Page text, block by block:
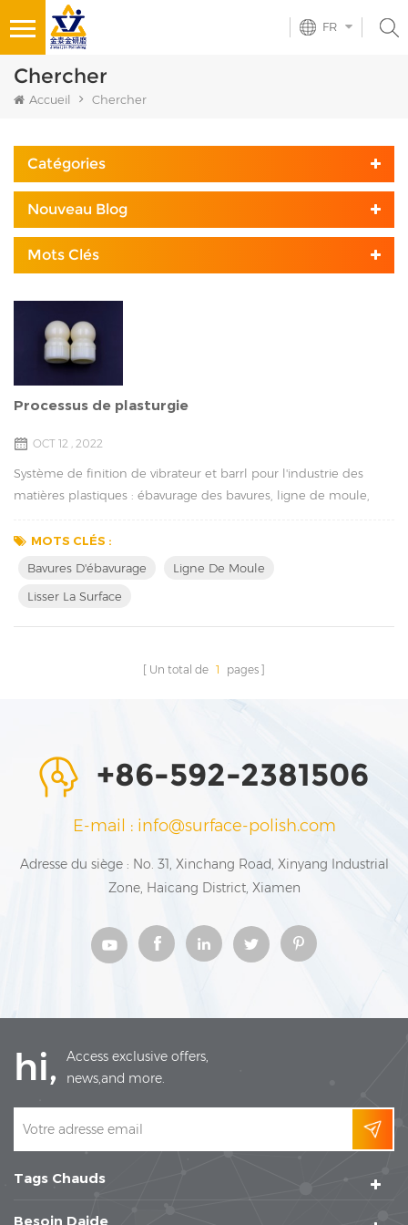
FR
Chercher
Accueil Chercher
Catégories
Nouveau Blog
Mots Clés
Processus de plasturgie
OCT 12 , 2022
Système de finition de vibrateur et barrl pour l'industrie des
matières plastiques : ébavurage des bavures, ligne de moule,
électroménager, construction mécanique et technologie
médicale : les pièces fonctionnelles thermodurcissables et
importance pour ce secteur industriel un...
MOTS CLÉS :
Bavures D'ébavurage
Ligne De Moule
Lisser La Surface
Un total de 1 pages
+86-592-2381506
E-mail : info@surface-polish.com
Adresse du siège : No. 31, Xinchang Road, Xinyang Industrial
Zone, Haicang District, Xiamen
hi,
Access exclusive offers,
news,and more.
Tags Chauds
Besoin Daide